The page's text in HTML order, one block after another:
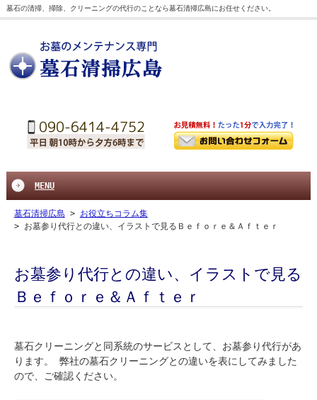
墓石の清掃、掃除、クリーニングの代行のことなら墓石清掃広島にお任せください。
MENU
墓石清掃広島 > お役立ちコラム集
> お墓参り代行との違い、イラストで見るＢｅｆｏｒｅ＆Ａｆｔｅｒ
お墓参り代行との違い、イラストで見る
Ｂｅｆｏｒｅ＆Ａｆｔｅｒ
墓石クリーニングと同系統のサービスとして、お墓参り代行があ
ります。 弊社の墓石クリーニングとの違いを表にしてみました
ので、ご確認ください。